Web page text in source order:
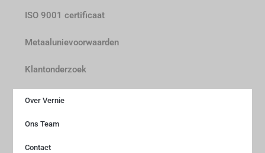
ISO 9001 certificaat
Metaalunievoorwaarden
Klantonderzoek
Over Vernie
Ons Team
Contact